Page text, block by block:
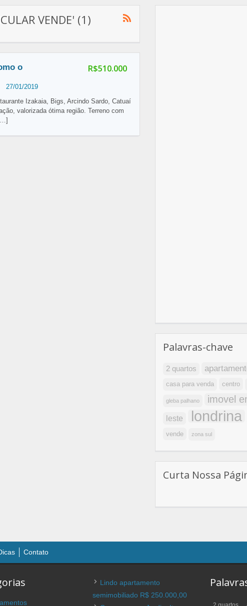
VENDE' (1)
R$510.000
o
27/01/2019
Izakaia, Bigs, Arcindo Sardo, Catuaí
valorizada ótima região. Terreno com
Palavras-chave
2 quartos
casa para venda centro
gleba palhano imovel
leste londrina
vende zona sul
Curta Nossa
Contato
Lindo apartamento
semimobiliado R$ 250.000,00